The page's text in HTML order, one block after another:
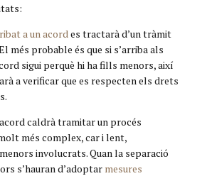
a un acord es tractarà d’un tràmit
més probable és que si s’arriba als
sigui perquè hi ha fills menors, així
a verificar que es respecten els drets
caldrà tramitar un procés
més complex, car i lent,
involucrats. Quan la separació
s’hauran d’adoptar mesures